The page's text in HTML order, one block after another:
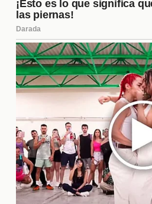
competencia, lo que a
estrategias entre los
¿Cómo se elige a
concursantes
Los concursantes son
proceso de votación que
compañeros de la casa
semana, los concursantes
consideran menos aptos
Posteriormente, el público
votar por su favorito entre